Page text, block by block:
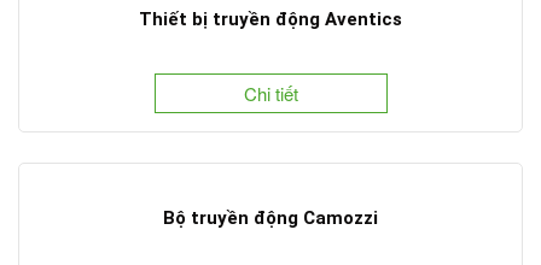
Thiết bị truyền động Aventics
Chi tiết
Bộ truyền động Camozzi